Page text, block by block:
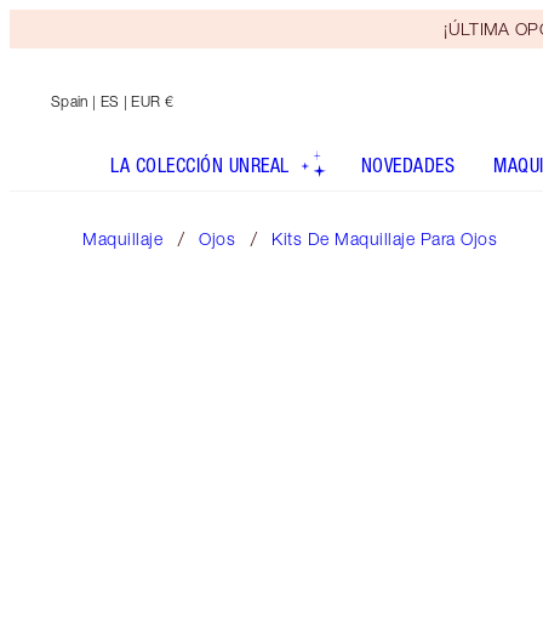
¡ÚLTIMA
Spain | ES | EUR €
LA COLECCIÓN UNREAL NOVEDADES
Maquillaje Ojos Kits De Maquillaje Para Ojos